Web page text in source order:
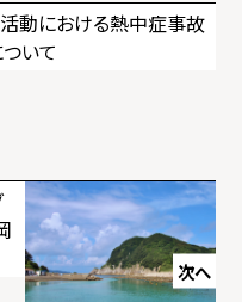
動における熱中症事故
いて
次へ